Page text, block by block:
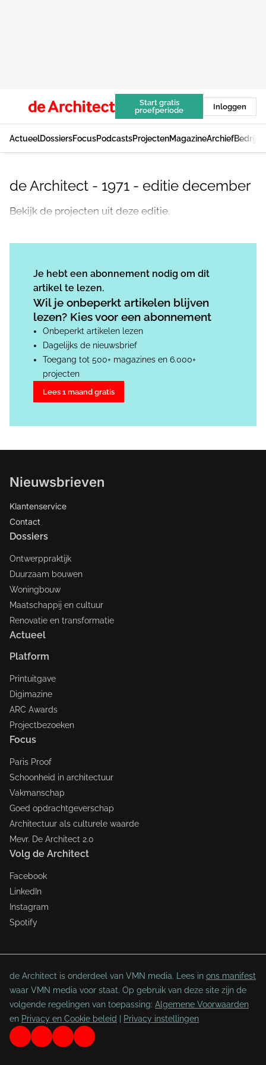
Start gratis
proefperiode
Inloggen
ActueelDossiersFocusPodcastsProjectenMagazineArchief
de Architect - 1971 - editie december
Bekijk de projecten uit deze editie.
Je hebt een abonnement nodig om dit
artikel te lezen.
Wil je onbeperkt artikelen blijven
lezen? Kies voor een abonnement
Onbeperkt artikelen lezen
Dagelijks de nieuwsbrief
Toegang tot 500+ magazines en 6.000+
projecten
Lees 1 maand gratis
Nieuwsbrieven
Klantenservice
Contact
Dossiers
Ontwerppraktijk
Duurzaam bouwen
Woningbouw
Maatschappij en cultuur
Renovatie en transformatie
Actueel
Platform
Printuitgave
Digimazine
ARC Awards
Projectbezoeken
Focus
Paris Proof
Schoonheid in architectuur
Vakmanschap
Goed opdrachtgeverschap
Architectuur als culturele waarde
Mevr. De Architect 2.0
Volg de Architect
Facebook
LinkedIn
Instagram
Spotify
de Architect is onderdeel van VMN media. Lees in ons manifest
waar VMN media voor staat. Op gebruik van deze site zijn de
volgende regelingen van toepassing: Algemene Voorwaarden
en Privacy en Cookie beleid Privacy instellingen